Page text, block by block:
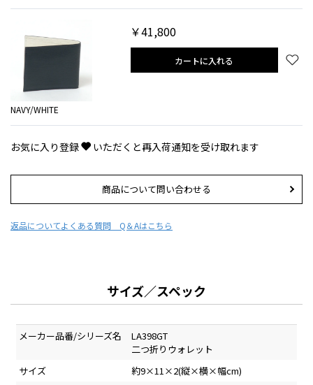
NAVY/WHITE
￥41,800
カートに入れる
お気に入り登録 いただくと再入荷通知を受け取れます
商品について問い合わせる
返品についてよくある質問 Q＆Aはこちら
サイズ／スペック
メーカー品番/シリーズ名
LA398GT
二つ折りウォレット
サイズ
約9×11×2(縦×横×幅cm)